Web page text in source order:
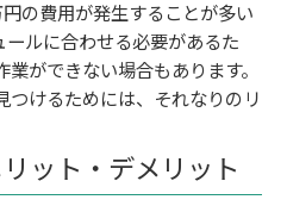
の費用が発生することが多い
ルに合わせる必要があるた
ができない場合もあります。
つけるためには、それなりのリ
ット・デメリット